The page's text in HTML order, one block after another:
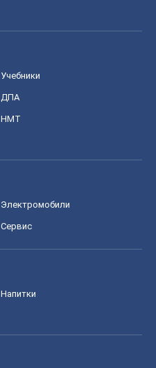
Учебники
ДПА
НМТ
Электромобили
Сервис
Напитки